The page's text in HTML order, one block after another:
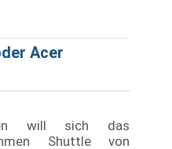
Acer
will sich das
Shuttle von